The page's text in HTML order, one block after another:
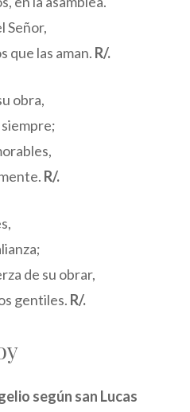
Señor,
que las aman. R/.
obra,
R/.
de su obrar,
gentiles. R/.
según san Lucas